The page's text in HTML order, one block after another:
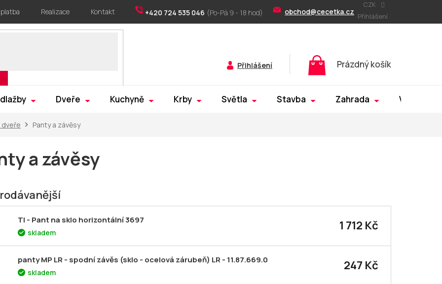
+420 724 535 046 obchod@cecetka.cz
Realizace Kontakt
CZK
Přihlášení
Přihlášení
Nákupní
košík
Prázdný košík
Dveře Kuchyně Krby Světla Stavba Zahrada Výprodej
dveře Panty a závěsy
a závěsy
TI - Pant na sklo horizontální 3697
skladem 1 712 Kč
panty MP LR - spodní závěs (sklo - ocelová zárubeň) LR - 11.87.669.0
skladem 247 Kč